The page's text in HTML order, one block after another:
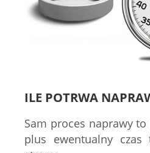
ILE POTRWA
Sam proces naprawy
plus ewentualny